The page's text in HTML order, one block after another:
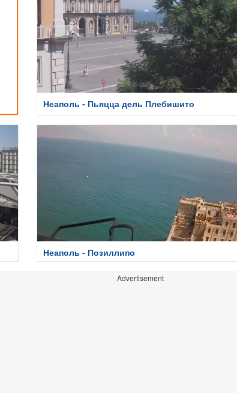
Неаполь - Пьяцца дель Плебишито
Неаполь - Позиллипо
Advertisement